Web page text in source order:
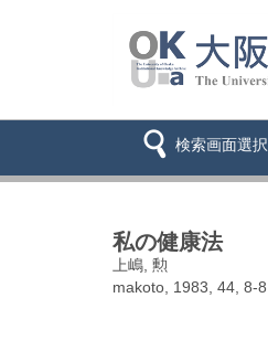
検索画面選択
私の健康法
上嶋, 勲
makoto, 1983, 44, 8-8